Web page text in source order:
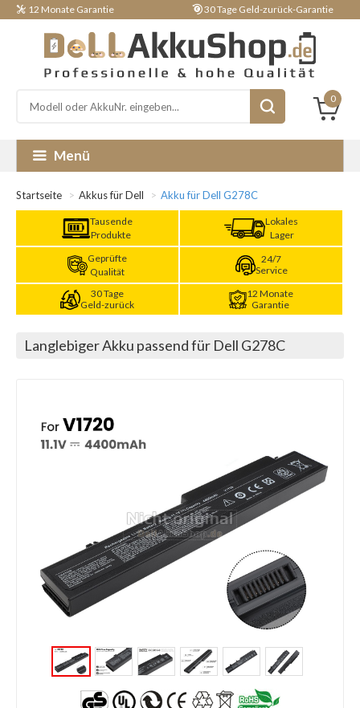
12 Monate Garantie 30 Tage Geld-zurück-Garantie
0
Menü
Startseite Akkus für Dell Akku für Dell G278C
Tausende
Produkte
Lokales
Lager
Geprüfte
Qualität
24/7
Service
30 Tage
Geld-zurück
12 Monate
Garantie
Langlebiger Akku passend für Dell G278C